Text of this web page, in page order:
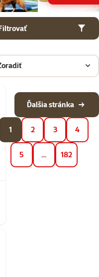
psov
1 2 3 4
5 … 182
Ďalšia stránka